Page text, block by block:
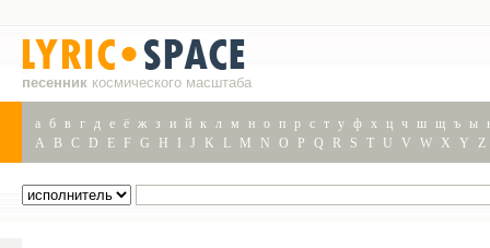
песенник космического масштаба
а б в г д е ё ж з и й к л м н о п р с т у ф х ц ч ш щ ъ ы
A
B C D E F G H J K L M N O P Q R S T U V W X Y Z